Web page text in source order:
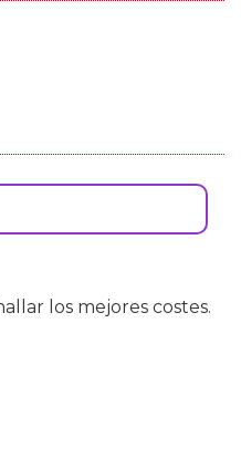
los mejores costes.